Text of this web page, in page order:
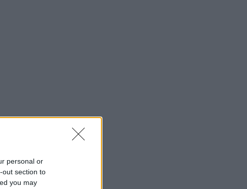
personal or
out section to
you may